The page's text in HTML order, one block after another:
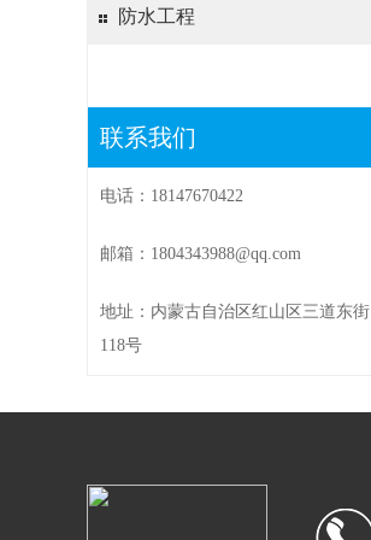
防水工程
联系我们
电话：18147670422
邮箱：1804343988@qq.com
地址：内蒙古自治区红山区三道东街
118号